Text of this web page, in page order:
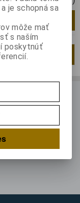
Pridať do košíka
Registrovať
je schopná sa
môže mať
s naším
poskytnúť